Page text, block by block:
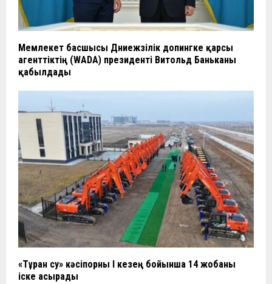
Мемлекет басшысы Дүниежүзілік допингке қарсы
агенттіктің (WADA) президенті Витольд Баньканы
қабылдады
«Тұран су» кәсіпорны І кезең бойынша 14 жобаны
іске асырады